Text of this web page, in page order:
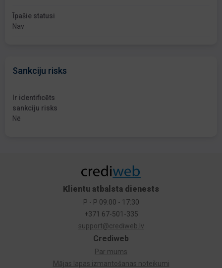
Īpašie statusi
Nav
Sankciju risks
Ir identificēts
sankciju risks
Nē
Crediweb
Par mums
Mājas lapas izmantošanas noteikumi
Klientu atbalsta dienests
P - P 09:00 - 17:30
+371 67-501-335
support@crediweb.lv